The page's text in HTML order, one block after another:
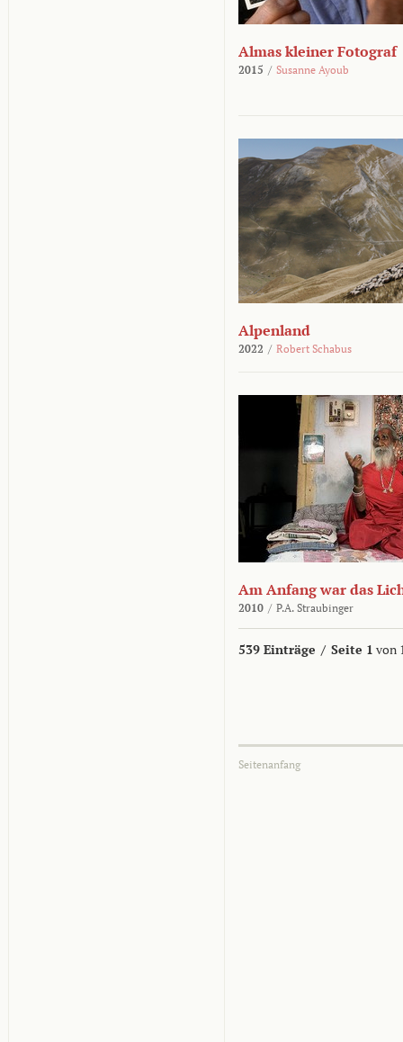
Almas kleiner Fotograf
2015 / Susanne Ayoub
Alpenland
2022 / Robert Schabus
Am Anfang war das
2010 / P.A. Straubinger
539 Einträge / Seite 1 von
Seitenanfang